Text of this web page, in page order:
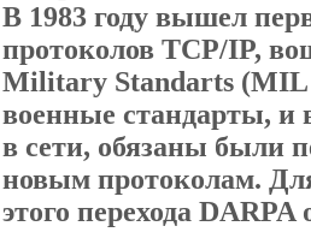
В 1983 году вышел
протоколов TCP/IP,
Military Standarts (MIL
военные стандарты, и
в сети, обязаны были
новым протоколам.
этого перехода DARPA